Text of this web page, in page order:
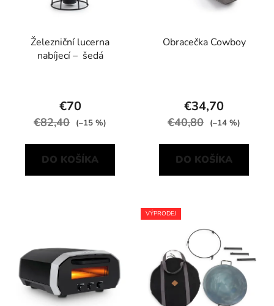
Železniční lucerna
nabíjecí – šedá
€70
€82,40 (–15 %)
DO KOŠÍKA
Obracečka Cowboy
€34,70
€40,80 (–14 %)
DO KOŠÍKA
VÝPRODEJ